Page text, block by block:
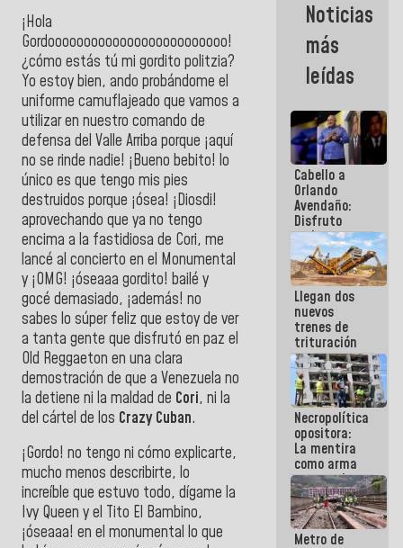
¡Hola
Gordooooooooooooooooooooooooo!
¿cómo estás tú mi gordito politzia?
Yo estoy bien, ando probándome el
uniforme camuflajeado que vamos a
utilizar en nuestro comando de
defensa del Valle Arriba porque ¡aquí
no se rinde nadie! ¡Bueno bebito! lo
único es que tengo mis pies
destruidos porque ¡ósea! ¡Diosdi!
aprovechando que ya no tengo
encima a la fastidiosa de Cori, me
lancé al concierto en el Monumental
y ¡OMG! ¡óseaaa gordito! bailé y
gocé demasiado, ¡además! no
sabes lo súper feliz que estoy de ver
a tanta gente que disfrutó en paz el
Old Reggaeton en una clara
demostración de que a Venezuela no
la detiene ni la maldad de Cori, ni la
del cártel de los Crazy Cuban.
¡Gordo! no tengo ni cómo explicarte,
mucho menos describirte, lo
increíble que estuvo todo, dígame la
Ivy Queen y el Tito El Bambino,
¡óseaaa! en el monumental lo que
emprendedores
afectados
por
terremotos
Noticias
más
leídas
Cabello a
Orlando
Avendaño:
Disfruto
cada vez
que escribes
porque lo
que haces
es
embarrarla
Llegan dos
nuevos
trenes de
trituración
para
optimizar
manejo de
escombros
en La Guaira
Necropolítica
opositora:
La mentira
como arma
contra el
Pueblo
Metro de